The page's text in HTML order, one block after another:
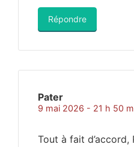
Répondre
Pater
9 mai 2026 - 21 h 50
Tout à fait d’accord,